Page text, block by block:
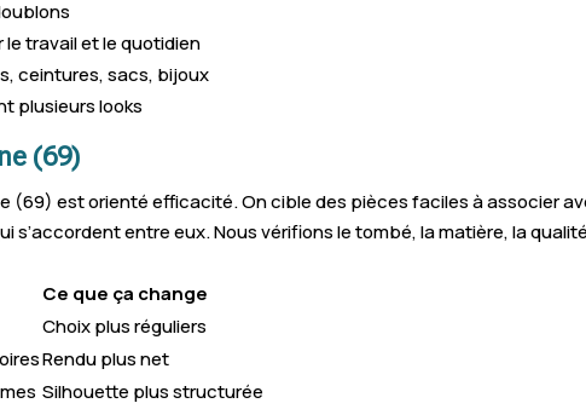
travail et le quotidien
ceintures, sacs, bijoux
plusieurs looks
(69)
(69) est orienté efficacité. On cible des pièces faciles à associer
s’accordent entre eux. Nous vérifions le tombé, la matière, la
Ce que ça change
Choix plus réguliers
Rendu plus net
Silhouette plus structurée